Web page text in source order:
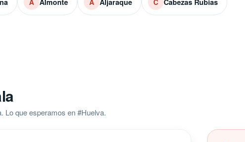
A A C
Lo que esperamos en #Huelva.